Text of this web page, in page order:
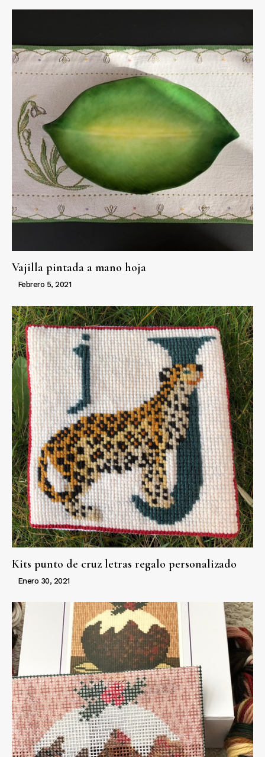
Vajilla pintada a mano hoja
Febrero 5, 2021
Kits punto de cruz letras regalo personalizado
Enero 30, 2021